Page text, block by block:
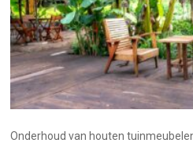
Onderhoud van houten